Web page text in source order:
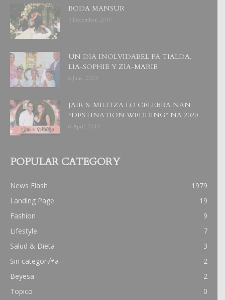
BODA MANSUR
3 December, 2019
UN DIA INOLVIDABEL PA TIALDA,
LIA-SOPHIE Y ZIA-MARIE
6 June, 2023
JAIR & MILITZA LO CELEBRA NAN
“DESTINATION WEDDING” NA 2020
6 April, 2019
POPULAR CATEGORY
News Flash
1979
Landing Page
19
Fashion
9
Lifestyle
7
Salud & Dieta
3
Sin categor√≠a
2
Beyesa
2
Topico
0